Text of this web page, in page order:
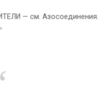
— см. Азосоединения.